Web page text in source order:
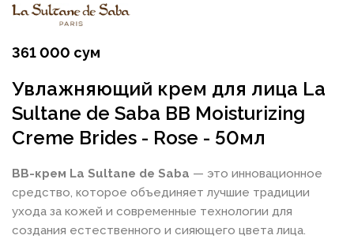
361 000 сум
Увлажняющий крем для лица La
Sultane de Saba BB Moisturizing
Creme Brides - Rose - 50мл
BB-крем La Sultane de Saba — это инновационное
средство, которое объединяет лучшие традиции
ухода за кожей и современные технологии для
создания естественного и сияющего цвета лица.